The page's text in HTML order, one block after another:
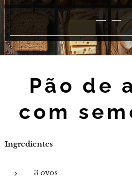
Pão de
com
Ingredientes
3 ovos